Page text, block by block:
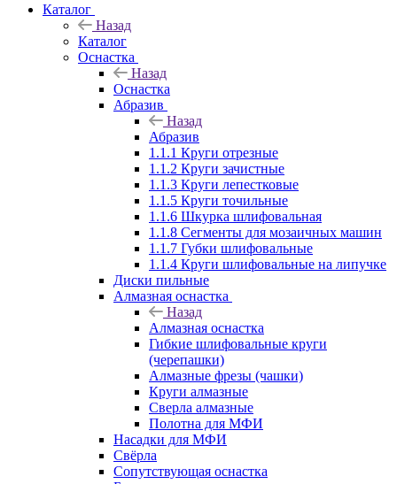
Каталог
Назад
Каталог
Оснастка
Назад
Оснастка
Абразив
Назад
Абразив
1.1.1 Круги отрезные
1.1.2 Круги зачистные
1.1.3 Круги лепестковые
1.1.5 Круги точильные
1.1.6 Шкурка шлифовальная
1.1.8 Сегменты для мозаичных машин
1.1.7 Губки шлифовальные
1.1.4 Круги шлифовальные на липучке
Диски пильные
Алмазная оснастка
Назад
Алмазная оснастка
Гибкие шлифовальные круги
(черепашки)
Алмазные фрезы (чашки)
Круги алмазные
Сверла алмазные
Полотна для МФИ
Насадки для МФИ
Свёрла
Сопутствующая оснастка